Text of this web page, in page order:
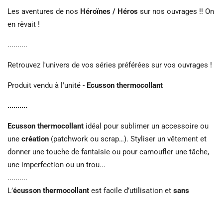
Les aventures de nos Héroïnes / Héros sur nos ouvrages !! On
en rêvait !
..........
Retrouvez l'univers de vos séries préférées sur vos ouvrages !
Produit vendu à l'unité - Ecusson thermocollant
..........
Ecusson thermocollant idéal pour sublimer un accessoire ou
une création (patchwork ou scrap…). Styliser un vêtement et
donner une touche de fantaisie ou pour camoufler une tâche,
une imperfection ou un trou...
..........
L’écusson thermocollant est facile d’utilisation et sans